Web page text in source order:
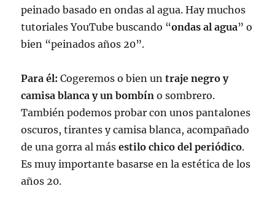
peinado basado en ondas al agua. Hay muchos
tutoriales YouTube buscando “ondas al agua” o
bien “peinados años 20”.
Para él:Cogeremos o bien untraje negro y
camisa blanca y un bombín o sombrero.
También podemos probar con unos pantalones
oscuros, tirantes y camisa blanca, acompañado
de una gorra al másestilo chico del periódico.
Es muy importante basarse en la estética de los
años 20.